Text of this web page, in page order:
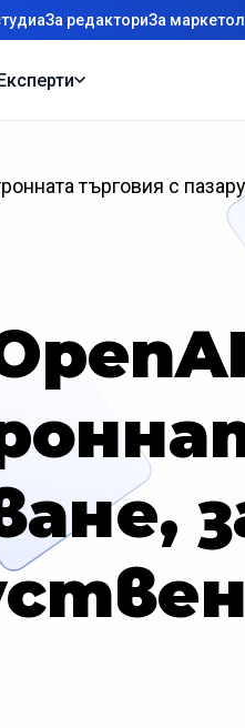
За редакториЗа
търговия с